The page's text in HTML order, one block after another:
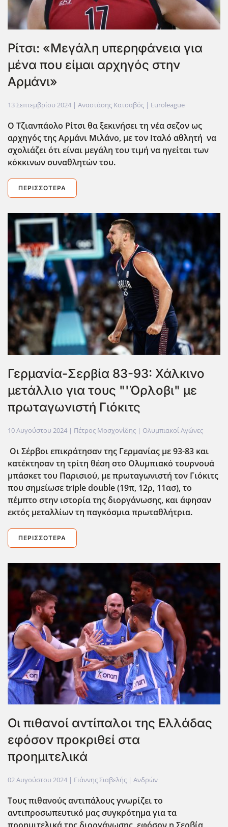
Ρίτσι: «Μεγάλη υπερηφάνεια για
μένα που είμαι αρχηγός στην
Αρμάνι»
13 Σεπτεμβρίου 2024 | Αναστάσης Κατσαβός | Euroleague
Ο Τζιανπάολο Ρίτσι θα ξεκινήσει τη νέα σεζον ως
αρχηγός της Αρμάνι Μιλάνο, με τον Ιταλό αθλητή να
σχολιάζει ότι είναι μεγάλη του τιμή να ηγείται των
κόκκινων συναθλητών του.
ΠΕΡΙΣΣΌΤΕΡΑ
Γερμανία-Σερβία 83-93: Χάλκινο
μετάλλιο για τους "'Όρλοβι" με
πρωταγωνιστή Γιόκιτς
10 Αυγούστου 2024 | Πέτρος Μοσχονίδης | Ολυμπιακοί Αγώνες
Οι Σέρβοι επικράτησαν της Γερμανίας με 93-83 και
κατέκτησαν τη τρίτη θέση στο Ολυμπιακό τουρνουά
μπάσκετ του Παρισιού, με πρωταγωνιστή τον Γιόκιτς
που σημείωσε triple double (19π, 12ρ, 11ασ), το
πέμπτο στην ιστορία της διοργάνωσης, και άφησαν
εκτός μεταλλίων τη παγκόσμια πρωταθλήτρια.
ΠΕΡΙΣΣΌΤΕΡΑ
Οι πιθανοί αντίπαλοι της Ελλάδας
εφόσον προκριθεί στα
προημιτελικά
02 Αυγούστου 2024 | Γιάννης Σιαβελής | Ανδρών
Τους πιθανούς αντιπάλους γνωρίζει το
αντιπροσωπευτικό μας συγκρότημα για τα